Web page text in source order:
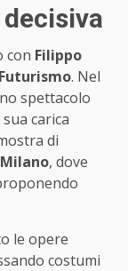
con Filippo
Futurismo. Nel
spettacolo
carica
di
Milano, dove
le opere
costumi